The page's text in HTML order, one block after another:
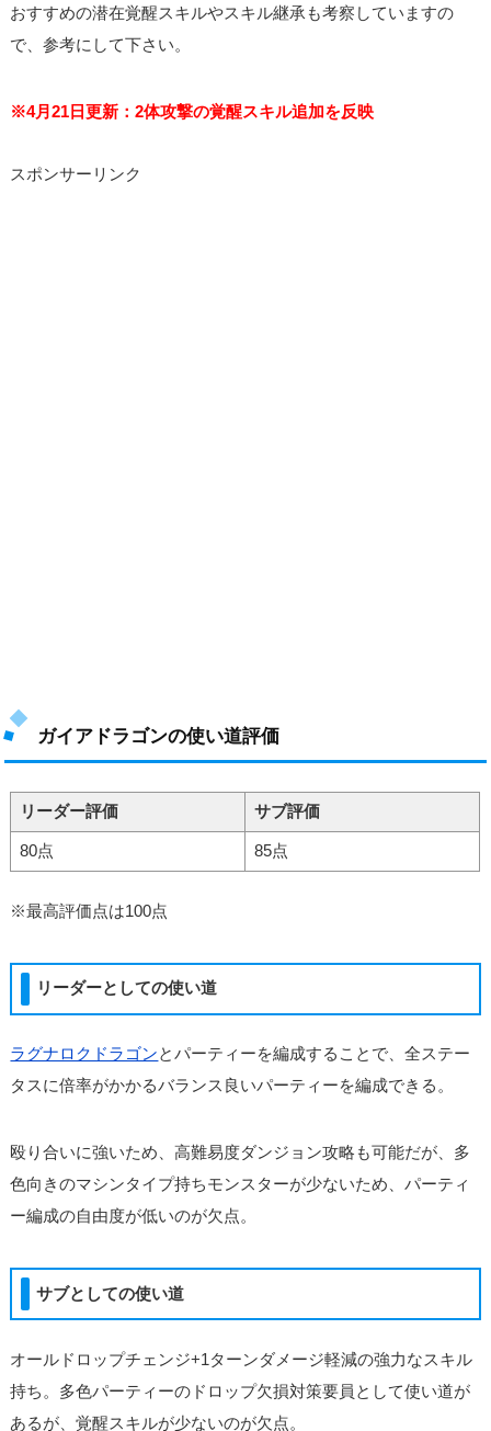
おすすめの潜在覚醒スキルやスキル継承も考察していますの
で、参考にして下さい。
※4月21日更新：2体攻撃の覚醒スキル追加を反映
スポンサーリンク
ガイアドラゴンの使い道評価
リーダー評価 サブ評価
80点 85点
※最高評価点は100点
リーダーとしての使い道
ラグナロクドラゴンとパーティーを編成することで、全ステー
タスに倍率がかかるバランス良いパーティーを編成できる。
殴り合いに強いため、高難易度ダンジョン攻略も可能だが、多
色向きのマシンタイプ持ちモンスターが少ないため、パーティ
ー編成の自由度が低いのが欠点。
サブとしての使い道
オールドロップチェンジ+1ターンダメージ軽減の強力なスキル
持ち。多色パーティーのドロップ欠損対策要員として使い道が
あるが、覚醒スキルが少ないのが欠点。